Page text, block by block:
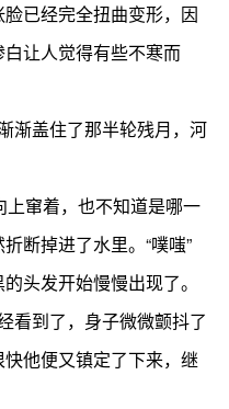
已经完全扭曲变形，因
让人觉得有些不寒而
渐盖住了那半轮残月，河
上窜着，也不知道是哪一
断掉进了水里。“噗嗤”
头发开始慢慢出现了。
看到了，身子微微颤抖了
他便又镇定了下来，继